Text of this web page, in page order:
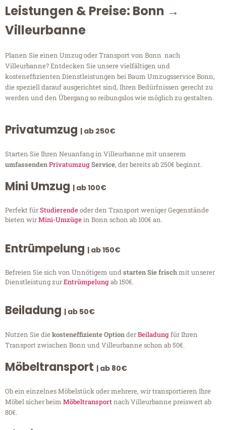
Leistungen & Preise: Bonn →
Villeurbanne
Planen Sie einen Umzug oder Transport von Bonn nach
Villeurbanne? Entdecken Sie unsere vielfältigen und
kosteneffizienten Dienstleistungen bei Baum Umzugsservice Bonn,
die speziell darauf ausgerichtet sind, Ihren Bedürfnissen gerecht zu
werden und den Übergang so reibungslos wie möglich zu gestalten.
Privatumzug | ab 250€
Starten Sie Ihren Neuanfang in Villeurbanne mit unserem
umfassendenPrivatumzugService, der bereits ab 250€ beginnt.
Mini Umzug | ab 100€
Perfekt fürStudierendeoder den Transport weniger Gegenstände
bieten wirMini-Umzügein Bonn schon ab 100€ an.
Entrümpelung | ab 150€
Befreien Sie sich von Unnötigem undstarten Sie frischmit unserer
Dienstleistung zurEntrümpelungab 150€.
Beiladung | ab 50€
Nutzen Sie diekosteneffiziente OptionderBeiladungfür Ihren
Transport zwischen Bonn und Villeurbanne schon ab 50€.
Möbeltransport | ab 80€
Ob ein einzelnes Möbelstück oder mehrere, wir transportieren Ihre
Möbel sicher beim Möbeltransportnach Villeurbanne preiswert ab
80€.